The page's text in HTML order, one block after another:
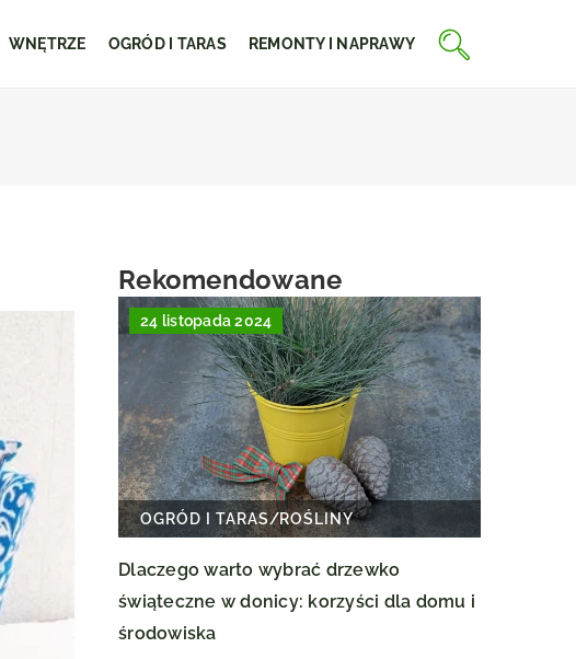
WNĘTRZE OGRÓD I TARAS REMONTY I NAPRAWY
Rekomendowane
24 listopada 2024
OGRÓD I TARAS/ROŚLINY
Dlaczego warto wybrać drzewko
świąteczne w donicy: korzyści dla domu i
środowiska